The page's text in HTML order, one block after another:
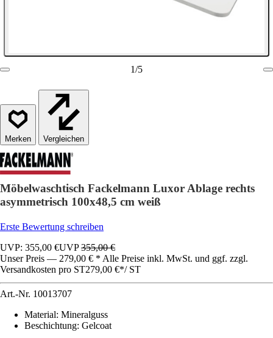
1/5
Vergleichen
Möbelwaschtisch Fackelmann Luxor Ablage rechts
asymmetrisch 100x48,5 cm weiß
Erste Bewertung schreiben
UVP: 355,00 €UVP355,00 €
Unser Preis — 279,00 € * Alle Preise inkl. MwSt. und ggf. zzgl.
Versandkosten pro ST279,00 €*/ ST
Art.-Nr. 10013707
Material: Mineralguss
Beschichtung: Gelcoat